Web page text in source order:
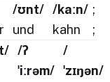
/ʊnt/
und
/kaːn/
kahn
;
;
/ʔ
ˈiːrəm/
/
ˈzɪŋən/